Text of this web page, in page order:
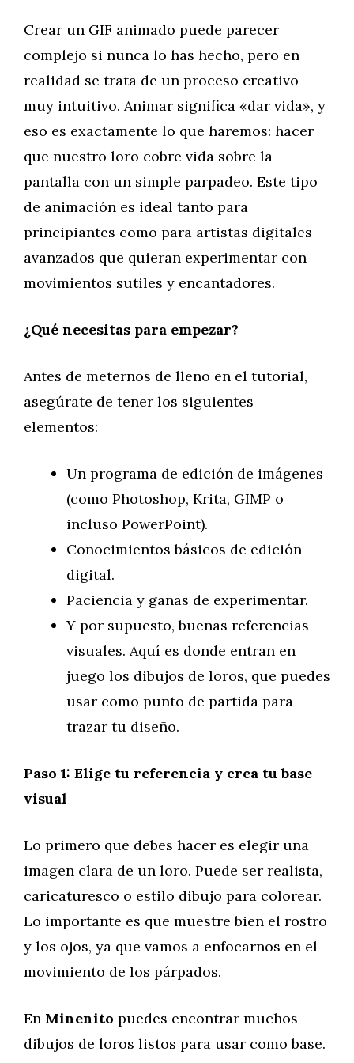
Crear un GIF animado puede parecer
complejo si nunca lo has hecho, pero en
realidad se trata de un proceso creativo
muy intuitivo. Animar significa «dar vida», y
eso es exactamente lo que haremos: hacer
que nuestro loro cobre vida sobre la
pantalla con un simple parpadeo. Este tipo
de animación es ideal tanto para
principiantes como para artistas digitales
avanzados que quieran experimentar con
movimientos sutiles y encantadores.
¿Qué necesitas para empezar?
Antes de meternos de lleno en el tutorial,
asegúrate de tener los siguientes
elementos:
Un programa de edición de imágenes
(como Photoshop, Krita, GIMP o
incluso PowerPoint).
Conocimientos básicos de edición
digital.
Paciencia y ganas de experimentar.
Y por supuesto, buenas referencias
visuales. Aquí es donde entran en
juego los dibujos de loros, que puedes
usar como punto de partida para
trazar tu diseño.
Paso 1: Elige tu referencia y crea tu base
visual
Lo primero que debes hacer es elegir una
imagen clara de un loro. Puede ser realista,
caricaturesco o estilo dibujo para colorear.
Lo importante es que muestre bien el rostro
y los ojos, ya que vamos a enfocarnos en el
movimiento de los párpados.
En Minenito puedes encontrar muchos
dibujos de loros listos para usar como base.